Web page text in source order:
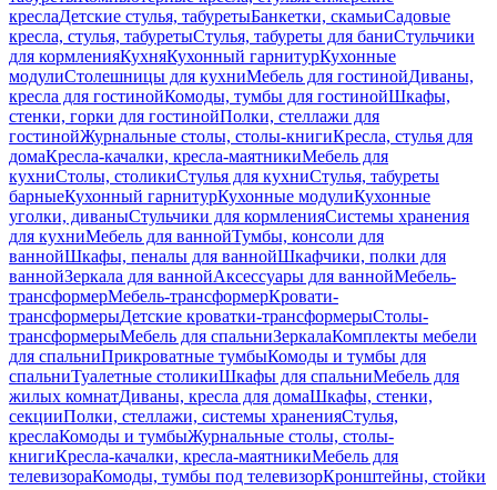
креслаДетские стулья, табуретыБанкетки, скамьиСадовые
кресла, стулья, табуретыСтулья, табуреты для баниСтульчики
для кормленияКухняКухонный гарнитурКухонные
модулиСтолешницы для кухниМебель для гостинойДиваны,
кресла для гостинойКомоды, тумбы для гостинойШкафы,
стенки, горки для гостинойПолки, стеллажи для
гостинойЖурнальные столы, столы-книгиКресла, стулья для
домаКресла-качалки, кресла-маятникиМебель для
кухниСтолы, столикиСтулья для кухниСтулья, табуреты
барныеКухонный гарнитурКухонные модулиКухонные
уголки, диваныСтульчики для кормленияСистемы хранения
для кухниМебель для ваннойТумбы, консоли для
ваннойШкафы, пеналы для ваннойШкафчики, полки для
ваннойЗеркала для ваннойАксессуары для ваннойМебель-
трансформерМебель-трансформерКровати-
трансформерыДетские кроватки-трансформерыСтолы-
трансформерыМебель для спальниЗеркалаКомплекты мебели
для спальниПрикроватные тумбыКомоды и тумбы для
спальниТуалетные столикиШкафы для спальниМебель для
жилых комнатДиваны, кресла для домаШкафы, стенки,
секцииПолки, стеллажи, системы храненияСтулья,
креслаКомоды и тумбыЖурнальные столы, столы-
книгиКресла-качалки, кресла-маятникиМебель для
телевизораКомоды, тумбы под телевизорКронштейны, стойки